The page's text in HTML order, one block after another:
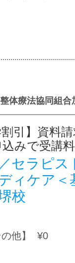
体療法協同組合
割引】資料
みで受講
セラピ
ィケア＜
校
の他】 ¥0